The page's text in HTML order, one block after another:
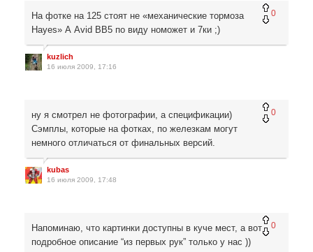
0
На фотке на 125 стоят не «механические тормоза
Hayes» А Avid BB5 по виду номожет и 7ки ;)
kuzlich
16 июля 2009, 17:16
0
ну я смотрел не фотографии, а спецификации)
Сэмплы, которые на фотках, по железкам могут
немного отличаться от финальных версий.
kubas
16 июля 2009, 17:48
0
Напоминаю, что картинки доступны в куче мест, а вот
подробное описание “из первых рук” только у нас ))